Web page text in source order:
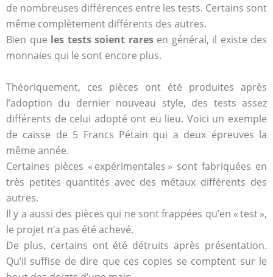
de nombreuses différences entre les tests. Certains sont
même complètement différents des autres.
Bien que les tests soient raresen général, il existe des
monnaies qui le sont encore plus.
Théoriquement, ces pièces ont été produites après
l’adoption du dernier nouveau style, des tests assez
différents de celui adopté ont eu lieu. Voici un exemple
de caisse de 5 Francs Pétain qui a deux épreuves la
même année.
Certaines pièces « expérimentales » sont fabriquées en
très petites quantités avec des métaux différents des
autres.
Il y a aussi des pièces qui ne sont frappées qu’en « test »,
le projet n’a pas été achevé.
De plus, certains ont été détruits après présentation.
Qu’il suffise de dire que ces copies se comptent sur le